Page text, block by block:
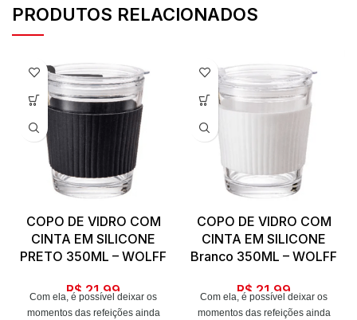
PRODUTOS RELACIONADOS
COPO DE VIDRO COM
CINTA EM SILICONE
PRETO 350ML – WOLFF
R$ 21,99
Com ela, é possível deixar os
momentos das refeições ainda
COPO DE VIDRO COM
CINTA EM SILICONE
Branco 350ML – WOLFF
R$ 21,99
Com ela, é possível deixar os
momentos das refeições ainda